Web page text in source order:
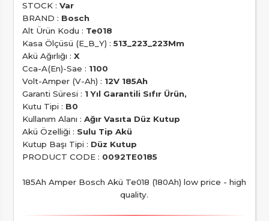
STOCK : Var
BRAND : Bosch
Alt Ürün Kodu : Te018
Kasa Ölçüsü (E_B_Y) : 513_223_223Mm
Akü Ağırlığı : X
Cca-A(En)-Sae : 1100
Volt-Amper (V-Ah) : 12V 185Ah
Garanti Süresi : 1 Yıl Garantili Sıfır Ürün,
Kutu Tipi : B0
Kullanım Alanı : Ağır Vasıta Düz Kutup
Akü Özelliği : Sulu Tip Akü
Kutup Başı Tipi : Düz Kutup
PRODUCT CODE : 0092TE0185
185Ah Amper Bosch Akü Te018 (180Ah) low price - high
quality.